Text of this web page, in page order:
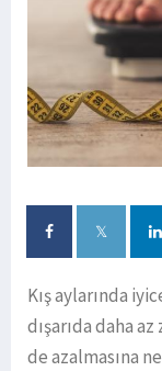
Kış aylarında
dışarıda daha
de azalmasına